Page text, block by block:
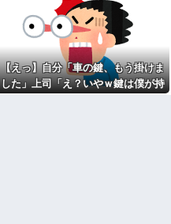
ラッシュ時の電車で、刺青に
スキンヘッドの男が扉の前で座
り込んで電話を始めた
「お母さんも３歳、いつもお
つかれさま、ありがとう」
【規格外】実在する歴史上の
人物で「こいつチートだろ…」
と思った奴あげてけ
【えっ】自分「車の鍵、もう掛けま
した」上司「え？いやｗ鍵は僕が持